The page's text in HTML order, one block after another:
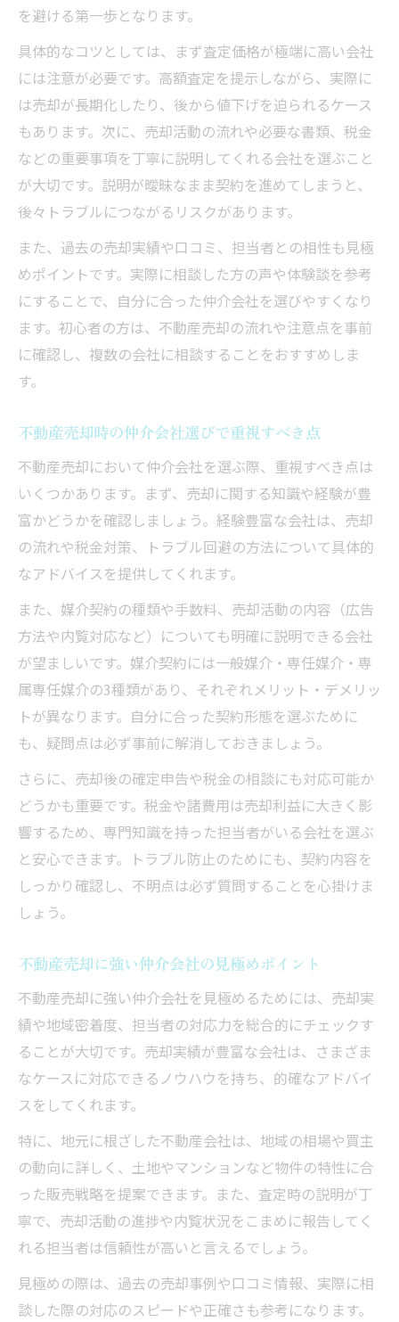
を避ける第一歩となります。
具体的なコツとしては、まず査定価格が極端に高い会社
には注意が必要です。高額査定を提示しながら、実際に
は売却が長期化したり、後から値下げを迫られるケース
もあります。次に、売却活動の流れや必要な書類、税金
などの重要事項を丁寧に説明してくれる会社を選ぶこと
が大切です。説明が曖昧なまま契約を進めてしまうと、
後々トラブルにつながるリスクがあります。
また、過去の売却実績や口コミ、担当者との相性も見極
めポイントです。実際に相談した方の声や体験談を参考
にすることで、自分に合った仲介会社を選びやすくなり
ます。初心者の方は、不動産売却の流れや注意点を事前
に確認し、複数の会社に相談することをおすすめしま
す。
不動産売却時の仲介会社選びで重視すべき点
不動産売却において仲介会社を選ぶ際、重視すべき点は
いくつかあります。まず、売却に関する知識や経験が豊
富かどうかを確認しましょう。経験豊富な会社は、売却
の流れや税金対策、トラブル回避の方法について具体的
なアドバイスを提供してくれます。
また、媒介契約の種類や手数料、売却活動の内容（広告
方法や内覧対応など）についても明確に説明できる会社
が望ましいです。媒介契約には一般媒介・専任媒介・専
属専任媒介の3種類があり、それぞれメリット・デメリッ
トが異なります。自分に合った契約形態を選ぶために
も、疑問点は必ず事前に解消しておきましょう。
さらに、売却後の確定申告や税金の相談にも対応可能か
どうかも重要です。税金や諸費用は売却利益に大きく影
響するため、専門知識を持った担当者がいる会社を選ぶ
と安心できます。トラブル防止のためにも、契約内容を
しっかり確認し、不明点は必ず質問することを心掛けま
しょう。
不動産売却に強い仲介会社の見極めポイント
不動産売却に強い仲介会社を見極めるためには、売却実
績や地域密着度、担当者の対応力を総合的にチェックす
ることが大切です。売却実績が豊富な会社は、さまざま
なケースに対応できるノウハウを持ち、的確なアドバイ
スをしてくれます。
特に、地元に根ざした不動産会社は、地域の相場や買主
の動向に詳しく、土地やマンションなど物件の特性に合
った販売戦略を提案できます。また、査定時の説明が丁
寧で、売却活動の進捗や内覧状況をこまめに報告してく
れる担当者は信頼性が高いと言えるでしょう。
見極めの際は、過去の売却事例や口コミ情報、実際に相
談した際の対応のスピードや正確さも参考になります。